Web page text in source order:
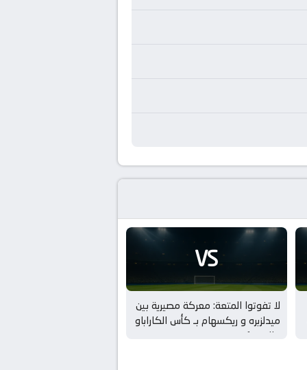
VS
لا تفوتوا المتعة: معركة مصيرية بين
ميدلزبره و ريكسهام بـ كأس الكاراباو
– الدور 1